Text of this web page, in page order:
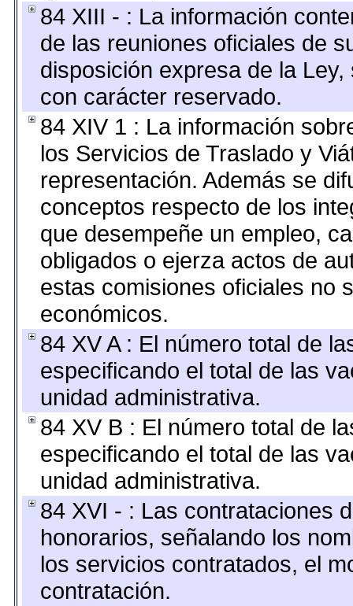
84 XIII - : La información
de las reuniones oficiales de
disposición expresa de la
con carácter reservado.
84 XIV 1 : La información
los Servicios de Traslado y
representación. Además se
conceptos respecto de los
que desempeñe un empleo,
obligados o ejerza actos de
estas comisiones oficiales no
económicos.
84 XV A : El número total de
especificando el total de las
unidad administrativa.
84 XV B : El número total de
especificando el total de las
unidad administrativa.
84 XVI - : Las contrataciones
honorarios, señalando los
los servicios contratados, el
contratación.